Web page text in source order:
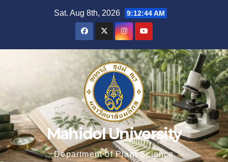
Sat. Aug 8th, 2026 9:12:45 AM
Mahidol University
Department of Plant Science